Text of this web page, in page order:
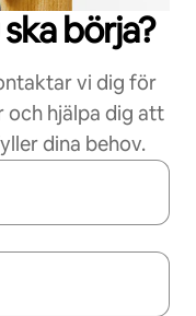
börja?
vi dig för
och hjälpa dig att
dina behov.